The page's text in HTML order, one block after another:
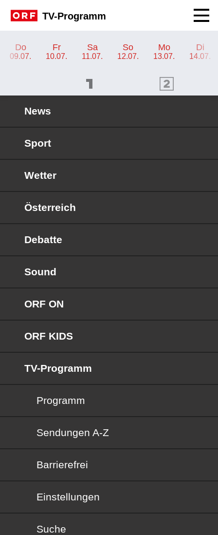
TV-Programm
Do
09.07.
Fr
10.07.
Sa
11.07.
So
12.07.
Mo
13.07.
Di
14.07.
ORF 2 Programm
News
Sport
Wetter
Österreich
Debatte
Sound
ORF ON
ORF KIDS
TV-Programm
Programm
Sendungen von A bis Z
Sendungen A-Z
Barrierefrei
Barrierefrei
Einstellungen
Suche